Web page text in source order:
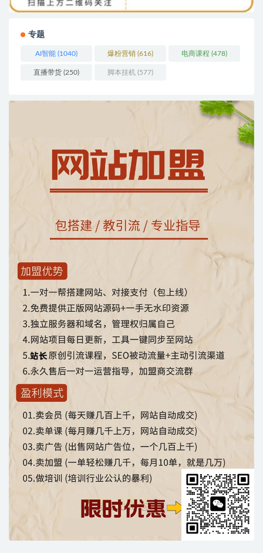
专题
AI智能 (1040) 爆粉营销 (616) 电商课程 (478)
直播带货 (250) 脚本挂机 (577)